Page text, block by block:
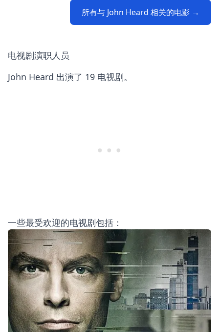
所有与 John Heard 相关的电影 →
电视剧演职人员
John Heard 出演了 19 电视剧。
一些最受欢迎的电视剧包括：